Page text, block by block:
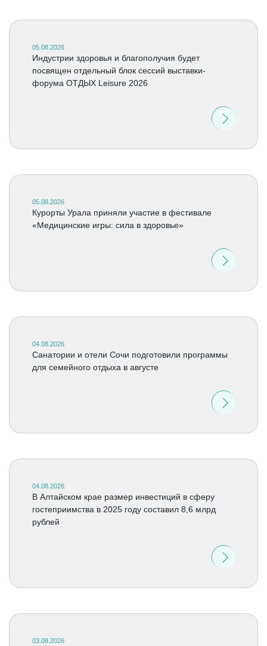
05.08.2026
Индустрии здоровья и благополучия будет
посвящен отдельный блок сессий выставки-
форума ОТДЫХ Leisure 2026
05.08.2026
Курорты Урала приняли участие в фестивале
«Медицинские игры: сила в здоровье»
04.08.2026
Санатории и отели Сочи подготовили программы
для семейного отдыха в августе
04.08.2026
В Алтайском крае размер инвестиций в сферу
гостеприимства в 2025 году составил 8,6 млрд
рублей
03.08.2026